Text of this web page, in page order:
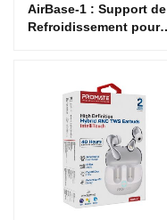
AirBase-1 : Support de
Refroidissement pour